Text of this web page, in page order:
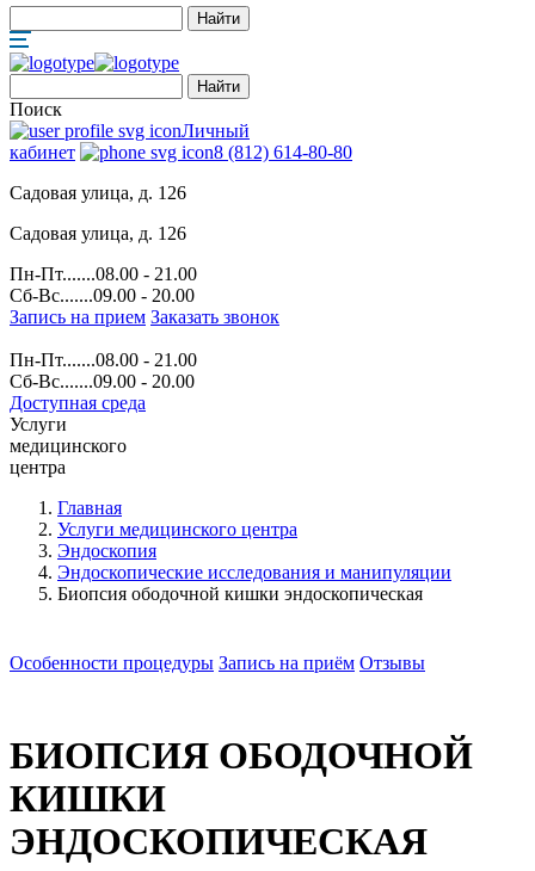
Поиск
Личный
кабинет
8 (812) 614-80-80
Садовая улица, д. 126
Садовая улица, д. 126
Пн-Пт.......08.00 - 21.00
Сб-Вс.......09.00 - 20.00
Запись на прием Заказать звонок
Пн-Пт.......08.00 - 21.00
Сб-Вс.......09.00 - 20.00
Доступная среда
Услуги
медицинского
центра
Главная
Услуги медицинского центра
Эндоскопия
Эндоскопические исследования и манипуляции
Биопсия ободочной кишки эндоскопическая
БИОПСИЯ ОБОДОЧНОЙ
КИШКИ
ЭНДОСКОПИЧЕСКАЯ
Особенности процедуры Запись на приём Отзывы